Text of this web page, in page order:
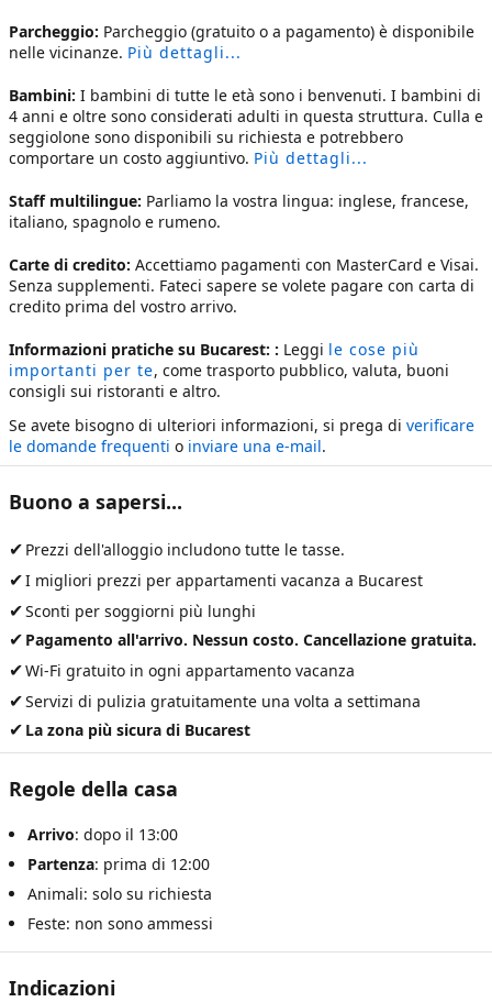
Parcheggio: Parcheggio (gratuito o a pagamento) è disponibile
nelle vicinanze. Più dettagli...
Bambini: I bambini di tutte le età sono i benvenuti. I bambini di
4 anni e oltre sono considerati adulti in questa struttura. Culla e
seggiolone sono disponibili su richiesta e potrebbero
comportare un costo aggiuntivo. Più dettagli...
Staff multilingue: Parliamo la vostra lingua: inglese, francese,
italiano, spagnolo e rumeno.
Carte di credito: Accettiamo pagamenti con MasterCard e Visai.
Senza supplementi. Fateci sapere se volete pagare con carta di
credito prima del vostro arrivo.
Informazioni pratiche su Bucarest: : Leggi le cose più
importanti per te, come trasporto pubblico, valuta, buoni
consigli sui ristoranti e altro.
Se avete bisogno di ulteriori informazioni, si prega di verificare
le domande frequenti o inviare una e-mail.
Buono a sapersi...
✔ Prezzi dell'alloggio includono tutte le tasse.
✔I migliori prezzi per appartamenti vacanza a Bucarest
✔Sconti per soggiorni più lunghi
✔ Pagamento all'arrivo. Nessun costo. Cancellazione gratuita.
✔Wi-Fi gratuito in ogni appartamento vacanza
✔Servizi di pulizia gratuitamente una volta a settimana
✔ La zona più sicura di Bucarest
Regole della casa
Arrivo: dopo il 13:00
Partenza: prima di 12:00
Animali: solo su richiesta
Feste: non sono ammessi
Indicazioni